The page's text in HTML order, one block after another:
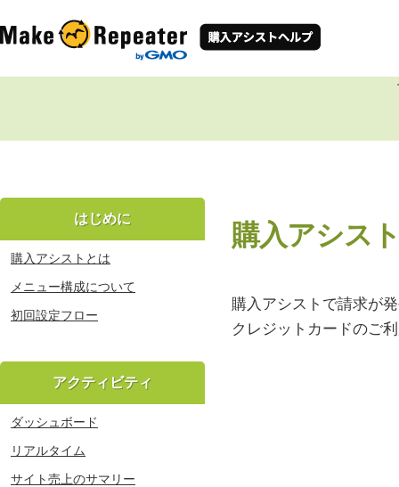
購入アシス
購入アシストで請求が
クレジットカードのご
はじめに
購入アシストとは
メニュー構成について
初回設定フロー
アクティビティ
ダッシュボード
リアルタイム
サイト売上のサマリー